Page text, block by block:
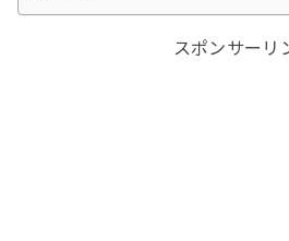
スポンサーリ